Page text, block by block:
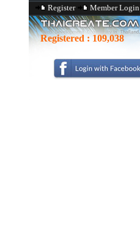
Register Member Login
Registered : 109,038